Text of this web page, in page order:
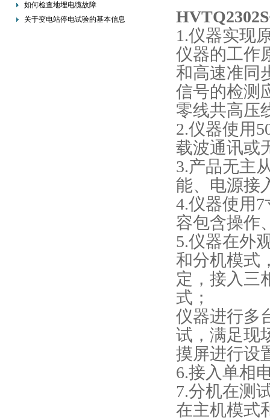
的重要措施
如何检查地埋电缆故障
关于变电站停电试验的基本信息
1.仪器实现
仪器的工作
和高速准同
信号的检测
零线共高压
2.仪器使用
载波通讯或
3.产品无主
能、电源接
4.仪器使用
容包含操作
5.仪器在外
和分机模式
定，接入三
式；
仪器进行多
试，满足现
摸屏进行设
6.接入单相
7.分机在测
在主机模式